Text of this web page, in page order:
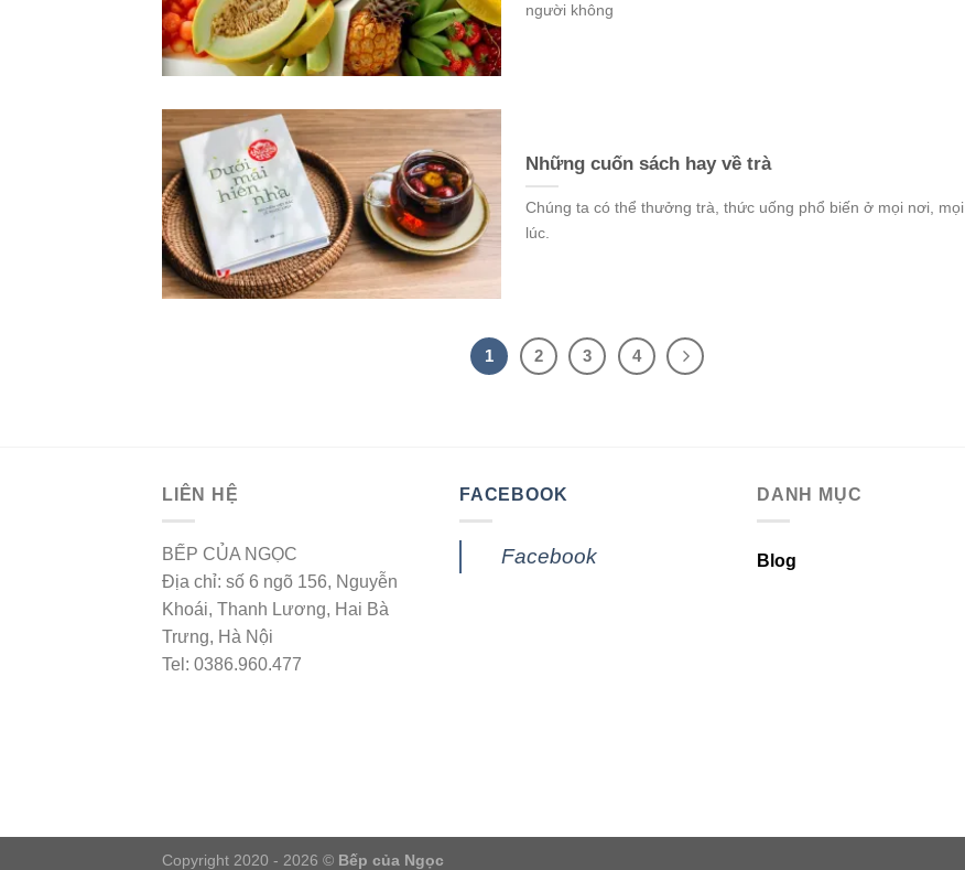
người không
Những cuốn sách hay về trà
Chúng ta có thể thưởng trà, thức uống phổ biến ở mọi nơi, mọi
lúc.
1 2 3 4
LIÊN HỆ
BẾP CỦA NGỌC
Địa chỉ: số 6 ngõ 156, Nguyễn
Khoái, Thanh Lương, Hai Bà
Trưng, Hà Nội
Tel: 0386.960.477
FACEBOOK
Facebook
DANH MỤC
Blog
Copyright 2020 - 2026 © Bếp của Ngọc